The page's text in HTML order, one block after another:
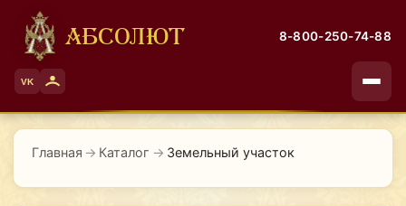
АБСОЛЮТ 8-800-250-74-88
VK
Главная → Каталог → Земельный участок